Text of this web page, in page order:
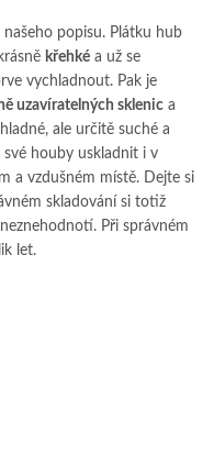
popisu. Plátku hub
křehké a už se
vychladnout. Pak je
uzavíratelných sklenic a
ale určitě suché a
houby uskladnit i v
a vzdušném místě. Dejte si
skladování si totiž
Při správném
let.